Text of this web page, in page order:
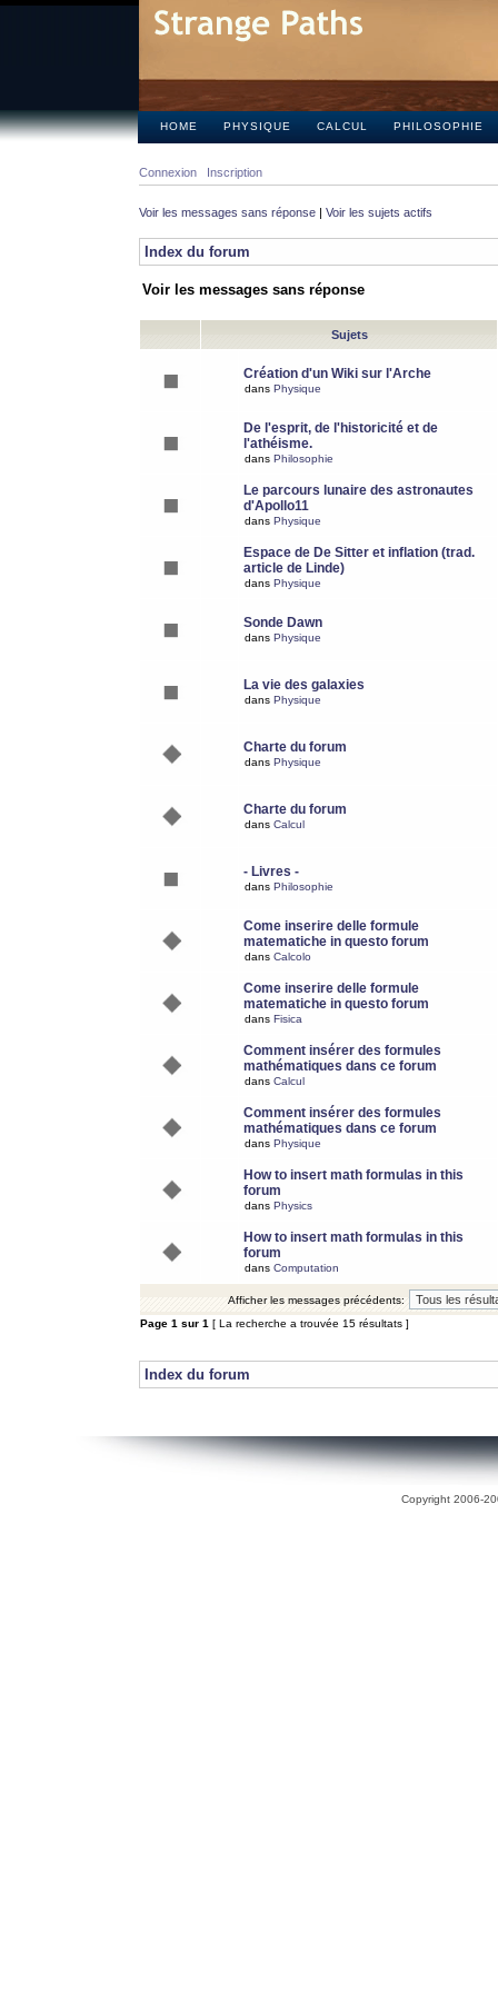
HOME PHYSIQUE CALCUL PHILOSOPHIE
Connexion Inscription
Voir les messages sans réponse | Voir les sujets actifs
Index du forum
Voir les messages sans réponse
Sujets
Création d'un Wiki sur l'Arche
dans Physique
De l'esprit, de l'historicité et de
l'athéisme.
dans Philosophie
Le parcours lunaire des astronautes
d'Apollo11
dans Physique
Espace de De Sitter et inflation (trad.
article de Linde)
dans Physique
Sonde Dawn
dans Physique
La vie des galaxies
dans Physique
Charte du forum
dans Physique
Charte du forum
dans Calcul
- Livres -
dans Philosophie
Come inserire delle formule
matematiche in questo forum
dans Calcolo
Come inserire delle formule
matematiche in questo forum
dans Fisica
Comment insérer des formules
mathématiques dans ce forum
dans Calcul
Comment insérer des formules
mathématiques dans ce forum
dans Physique
How to insert math formulas in this
forum
dans Physics
How to insert math formulas in this
forum
dans Computation
Afficher les messages précédents:
Page 1 sur 1 [ La recherche a trouvée 15 résultats ]
Index du forum
Copyright 2006-